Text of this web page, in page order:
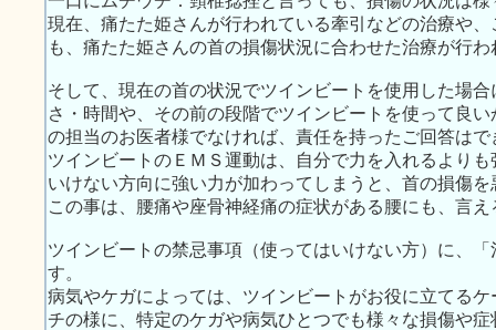
現在、痛たた姫さんが行われている牽引などの治療や
も、痛たた姫さんの首の損傷状況に合わせた治療が行
そして、現在の首の状況でツインビートを使用した場
さ・時間や、その前の段階でツインビートを使って良
の担当のお医者様でなければ、責任を持ったご回答は
ツインビートのＥＭＳ運動は、自分で力を入れるより
いけない方向に強い力が加わってしまうと、首の損傷
この事は、腰痛や座骨神経痛の症状がある腰にも、言
ツインビートの禁忌事項（使ってはいけない方）に、
す。
病気やケガによっては、ツインビートがお役に立てる
チの様に、特定のケガや病気ひとつでも様々な損傷や